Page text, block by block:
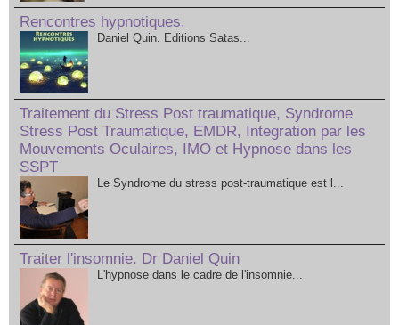
Rencontres hypnotiques.
Daniel Quin. Editions Satas...
Traitement du Stress Post traumatique, Syndrome
Stress Post Traumatique, EMDR, Integration par les
Mouvements Oculaires, IMO et Hypnose dans les
SSPT
Le Syndrome du stress post-traumatique est l...
Traiter l'insomnie. Dr Daniel Quin
L'hypnose dans le cadre de l'insomnie...